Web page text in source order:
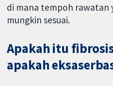
di mana tempoh rawatan
mungkin sesuai.
Apakah itu
apakah